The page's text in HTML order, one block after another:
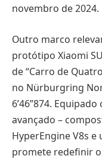
novembro de 2024.
Outro marco
protótipo Xiaomi
de “Carro de
no Nürburgring
6’46”874.
avançado –
HyperEngine V8s e
promete redefinir